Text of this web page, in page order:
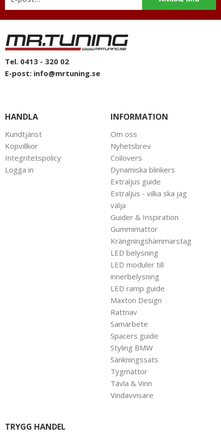
intresse för bilstyling & biltuning och svarar gladeligen på era
mail: info@mrtuning.se men vi finns även tillgängliga på
Facebook och svarar där så fort som möjligt.
Tel. 0413 - 320 02
E-post: info@mrtuning.se
HANDLA
Kundtjänst
Köpvillkor
Integritetspolicy
Logga in
INFORMATION
Om oss
Nyhetsbrev
Coilovers
Dynamiska blinkers
Extraljus guide
Extraljus - vilka ska jag
välja
Guider & Inspiration
Gummimattor
Krängningshämmarstag
LED belysning
LED moduler till
innerbelysning
LED ramp guide
Maxton Design
Rattnav
Samarbete
Spacers guide
Styling BMW
Sänkningssats
Tygmattor
Tävla & Vinn
Vindavvisare
TRYGG HANDEL